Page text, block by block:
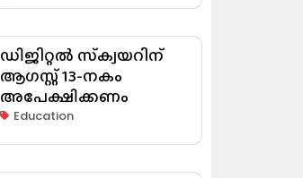
ഡിജിറ്റൽ സ്‌ക്വയറിന്
ആഗസ്റ്റ് 13-നകം
അപേക്ഷിക്കണം
Education